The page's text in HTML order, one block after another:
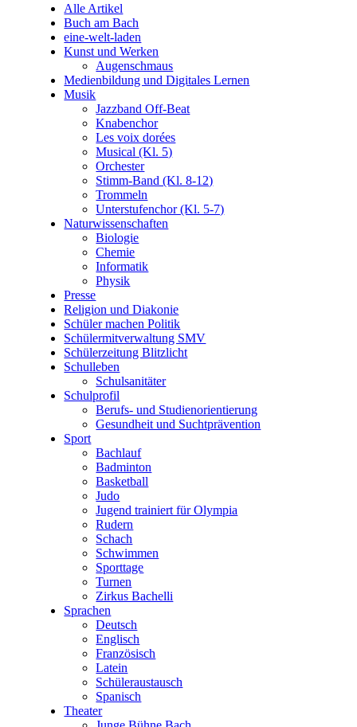
Alle Artikel
Buch am Bach
eine-welt-laden
Kunst und Werken
Augenschmaus
Medienbildung und Digitales Lernen
Musik
Jazzband Off-Beat
Knabenchor
Les voix dorées
Musical (Kl. 5)
Orchester
Stimm-Band (Kl. 8-12)
Trommeln
Unterstufenchor (Kl. 5-7)
Naturwissenschaften
Biologie
Chemie
Informatik
Physik
Presse
Religion und Diakonie
Schüler machen Politik
Schülermitverwaltung SMV
Schülerzeitung Blitzlicht
Schulleben
Schulsanitäter
Schulprofil
Berufs- und Studienorientierung
Gesundheit und Suchtprävention
Sport
Bachlauf
Badminton
Basketball
Judo
Jugend trainiert für Olympia
Rudern
Schach
Schwimmen
Sporttage
Turnen
Zirkus Bachelli
Sprachen
Deutsch
Englisch
Französisch
Latein
Schüleraustausch
Spanisch
Theater